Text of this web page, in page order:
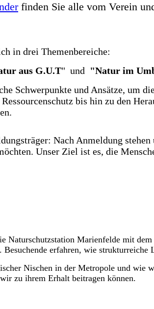
finden Sie alle vom Verein
in drei Themenbereiche:
aus G.U.T" und "Natur im
Schwerpunkte und Ansätze, um
bis hin zu den
Nach Anmeldung
Unser Ziel ist es, die
Naturschutzstation Marienfelde mit
Besuchende erfahren, wie
Nischen in der Metropole und wie
zu ihrem Erhalt beitragen können.